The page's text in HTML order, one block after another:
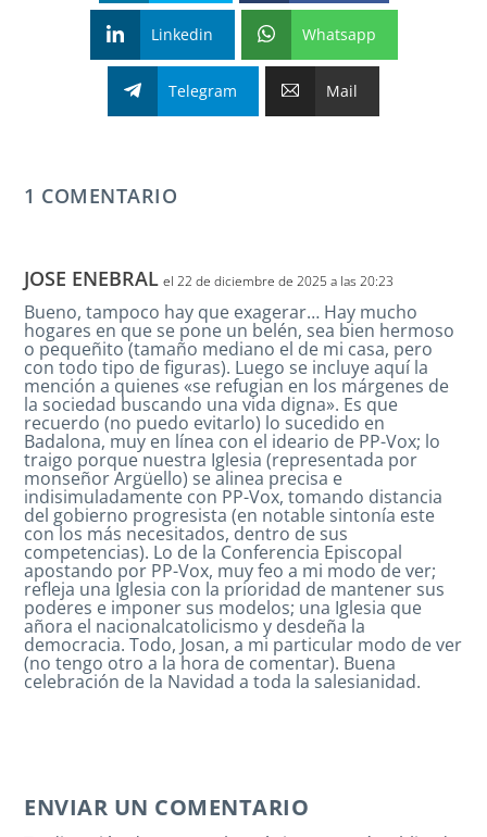
Linkedin Whatsapp
Telegram Mail
1 COMENTARIO
JOSE ENEBRAL el 22 de diciembre de 2025 a las 20:23
Bueno, tampoco hay que exagerar… Hay mucho
hogares en que se pone un belén, sea bien hermoso
o pequeñito (tamaño mediano el de mi casa, pero
con todo tipo de figuras). Luego se incluye aquí la
mención a quienes «se refugian en los márgenes de
la sociedad buscando una vida digna». Es que
recuerdo (no puedo evitarlo) lo sucedido en
Badalona, muy en línea con el ideario de PP-Vox; lo
traigo porque nuestra Iglesia (representada por
monseñor Argüello) se alinea precisa e
indisimuladamente con PP-Vox, tomando distancia
del gobierno progresista (en notable sintonía este
con los más necesitados, dentro de sus
competencias). Lo de la Conferencia Episcopal
apostando por PP-Vox, muy feo a mi modo de ver;
refleja una Iglesia con la prioridad de mantener sus
poderes e imponer sus modelos; una Iglesia que
añora el nacionalcatolicismo y desdeña la
democracia. Todo, Josan, a mi particular modo de ver
(no tengo otro a la hora de comentar). Buena
celebración de la Navidad a toda la salesianidad.
ENVIAR UN COMENTARIO